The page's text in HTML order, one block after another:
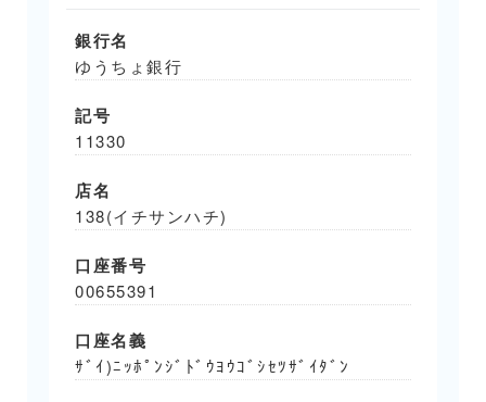
銀行名
ゆうちょ銀行
記号
11330
店名
138(イチサンハチ)
口座番号
00655391
口座名義
ｻﾞｲ)ﾆｯﾎﾟﾝｼﾞﾄﾞｳﾖｳｺﾞｼｾﾂｻﾞｲﾀﾞﾝ